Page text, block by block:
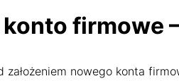
firmowe
założeniem nowego konta